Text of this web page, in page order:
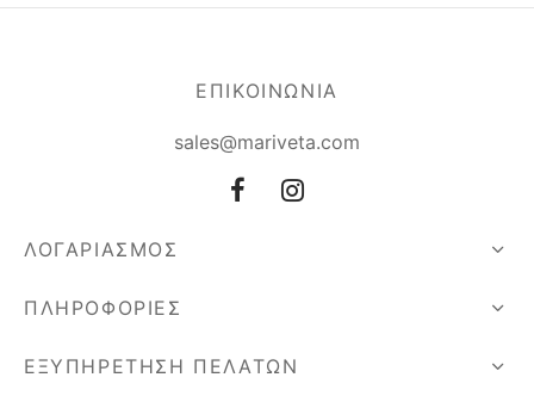
ΕΠΙΚΟΙΝΩΝΙΑ
sales@mariveta.com
ΛΟΓΑΡΙΑΣΜΟΣ
ΠΛΗΡΟΦΟΡΙΕΣ
ΕΞΥΠΗΡΕΤΗΣΗ ΠΕΛΑΤΩΝ